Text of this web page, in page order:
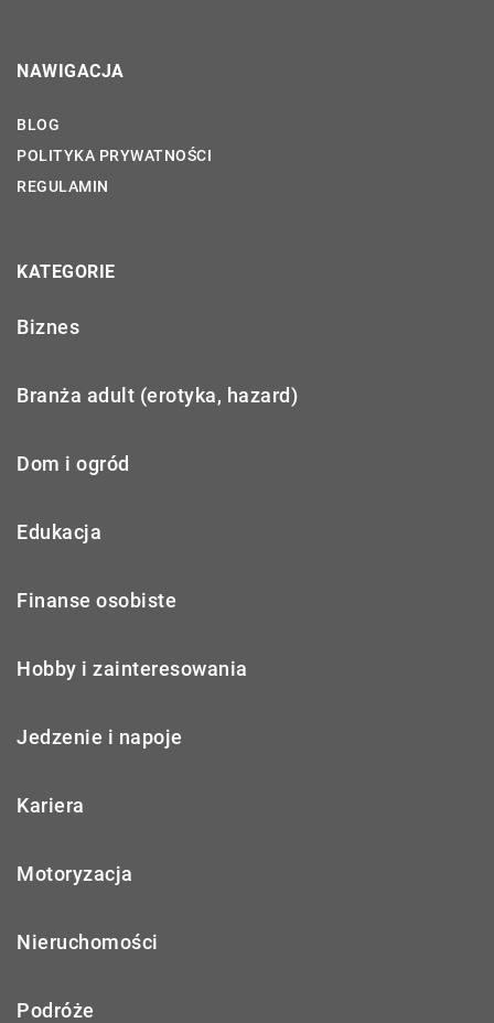
NAWIGACJA
BLOG
POLITYKA PRYWATNOŚCI
REGULAMIN
KATEGORIE
Biznes
Branża adult (erotyka, hazard)
Dom i ogród
Edukacja
Finanse osobiste
Hobby i zainteresowania
Jedzenie i napoje
Kariera
Motoryzacja
Nieruchomości
Podróże